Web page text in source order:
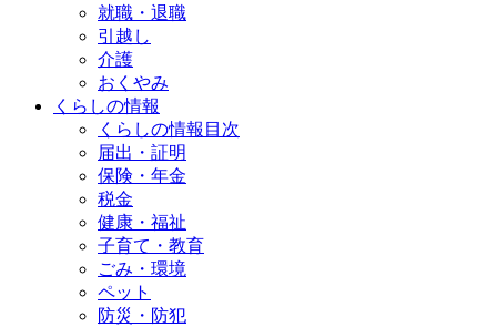
就職・退職
引越し
介護
おくやみ
くらしの情報
くらしの情報目次
届出・証明
保険・年金
税金
健康・福祉
子育て・教育
ごみ・環境
ペット
防災・防犯